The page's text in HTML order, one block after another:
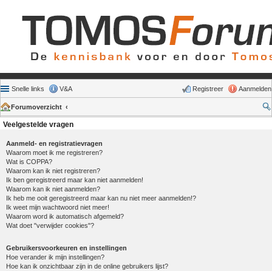
Snelle links V&A Aanmelden
Registreer
Forumoverzicht
Veelgestelde vragen
Aanmeld- en registratievragen
Waarom moet ik me registreren?
Wat is COPPA?
Waarom kan ik niet registreren?
Ik ben geregistreerd maar kan niet aanmelden!
Waarom kan ik niet aanmelden?
Ik heb me ooit geregistreerd maar kan nu niet meer aanmelden!?
Ik weet mijn wachtwoord niet meer!
Waarom word ik automatisch afgemeld?
Wat doet "verwijder cookies"?
Gebruikersvoorkeuren en instellingen
Hoe verander ik mijn instellingen?
Hoe kan ik onzichtbaar zijn in de online gebruikers lijst?